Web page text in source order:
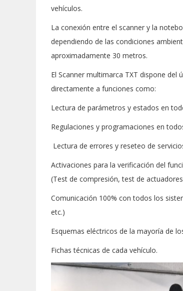
vehículos.
La conexión entre el scanner y la
dependiendo de las condiciones
aproximadamente 30 metros.
El Scanner multimarca TXT dispone
directamente a funciones como:
Lectura de parámetros y estados en
Regulaciones y programaciones en
Lectura de errores y reseteo de
Activaciones para la verificación del
(Test de compresión, test de
Comunicación 100% con todos los
etc.)
Esquemas eléctricos de la mayoría de
Fichas técnicas de cada vehículo.